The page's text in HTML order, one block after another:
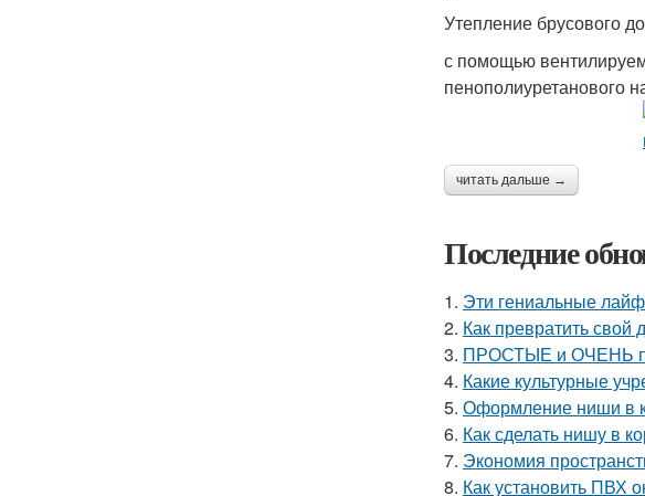
Утепление брусового
с помощью
пенополиуретанового
читать дальше →
Последние
1. Эти гениальные
2. Как превратить
3. ПРОСТЫЕ и ОЧЕНЬ
4. Какие культурные
5. Оформление ниши в
6. Как сделать нишу в
7. Экономия
8. Как установить ПВХ